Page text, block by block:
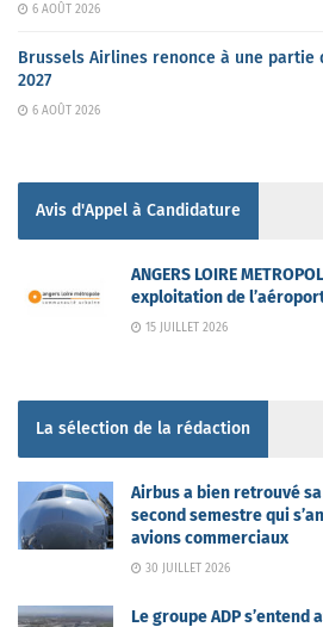
6 AOÛT 2026
Brussels Airlines renonce à une partie
2027
6 AOÛT 2026
Avis d'Appel à Candidature
ANGERS LOIRE
exploitation de
15 JUILLET 2026
La sélection de la rédaction
Airbus a bien retrouvé
second semestre qui
avions commerciaux
30 JUILLET 2026
Le groupe ADP s’entend